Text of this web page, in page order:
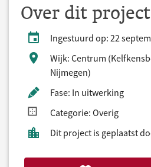
Over dit project
Ingestuurd op: 22
Wijk: Centrum
Nijmegen)
Fase: In uitwerking
Categorie: Overig
Dit project is geplaatst